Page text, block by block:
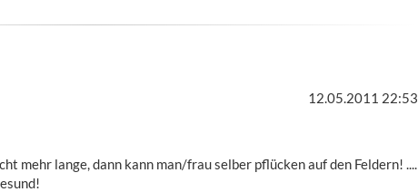
12.05.2011 22:53
mehr lange, dann kann man/frau selber pflücken auf den Feldern! ....